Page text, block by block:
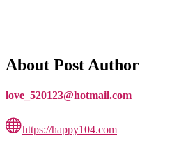
About Post Author
love_520123@hotmail.com
https://happy104.com